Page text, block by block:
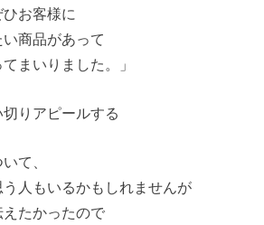
ひお客様に
商品があって
まいりました。」
りアピールする
て、
人もいるかもしれませんが
たかったので